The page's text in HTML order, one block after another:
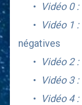
      •
Vidéo 0 :
•
Vidéo 1 :
négatives
•
Vidéo 2 :
•
Vidéo 3 :
•
Vidéo 4 :